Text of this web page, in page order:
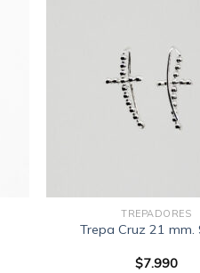
TREPADORES
Trepa Cruz 21 mm.
$7.990